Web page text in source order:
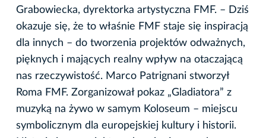
Grabowiecka, dyrektorka artystyczna FMF. – Dziś
okazuje się, że to właśnie FMF staje się inspiracją
dla innych – do tworzenia projektów odważnych,
pięknych i mających realny wpływ na otaczającą
nas rzeczywistość. Marco Patrignani stworzył
Roma FMF. Zorganizował pokaz „Gladiatora” z
muzyką na żywo w samym Koloseum – miejscu
symbolicznym dla europejskiej kultury i historii.